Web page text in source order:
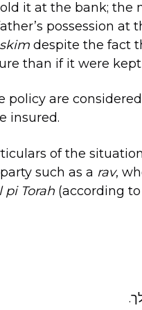
it at the bank;
possession at
despite the fact
than if it were
policy are considered
insured.
of the
such as a rav,
pi Torah (according to